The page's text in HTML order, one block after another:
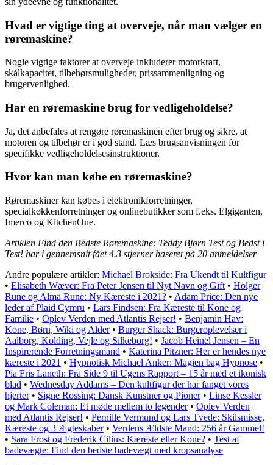
Hvad er vigtige ting at overveje, når man vælger en
røremaskine?
Nogle vigtige faktorer at overveje inkluderer motorkraft,
skålkapacitet, tilbehørsmuligheder, prissammenligning og
brugervenlighed.
Har en røremaskine brug for vedligeholdelse?
Ja, det anbefales at rengøre røremaskinen efter brug og sikre, at
motoren og tilbehør er i god stand. Læs brugsanvisningen for
specifikke vedligeholdelsesinstruktioner.
Hvor kan man købe en røremaskine?
Røremaskiner kan købes i elektronikforretninger,
specialkøkkenforretninger og onlinebutikker som f.eks. Elgiganten,
Imerco og KitchenOne.
Artiklen Find den Bedste Røremaskine: Teddy Bjørn Test og Bedst i
Test! har i gennemsnit fået4.3 stjerner baseret på 20 anmeldelser
Andre populære artikler: Michael Brokside: Fra Ukendt til Kultfigur
• Elisabeth Wæver: Fra Peter Jensen til Nyt Navn og Gift • Holger
Rune og Alma Rune: Ny Kæreste i 2021? • Adam Price: Den nye
leder af Plaid Cymru • Lars Findsen: Fra Kæreste til Kone og
Familie • Oplev Verden med Atlantis Rejser! • Benjamin Hav:
Kone, Børn, Wiki og Alder• Burger Shack: Burgeroplevelser i
Aalborg, Kolding, Vejle og Silkeborg! • Jacob Heinel Jensen – En
Inspirerende Forretningsmand • Katerina Pitzner: Her er hendes nye
kæreste i 2021 • Hypnotisk Michael Anker: Magien bag Hypnose •
Pia Fris Laneth: Fra Side 9 til Ugens Rapport – 15 år med et ikonisk
blad • Wednesday Addams – Den kultfigur der har fanget vores
hjerter• Signe Rossing: Dansk Kunstner og Pioner• Linse Kessler
og Mark Coleman: Et møde mellem to legender• Oplev Verden
med Atlantis Rejser! • Pernille Vermund og Lars Tvede: Skilsmisse,
Kæreste og 3 Ægteskaber• Verdens Ældste Mand: 256 år Gammel!
• Sara Frost og Frederik Cilius: Kæreste eller Kone? • Test af
badevægte: Find den bedste badevægt med kropsanalyse